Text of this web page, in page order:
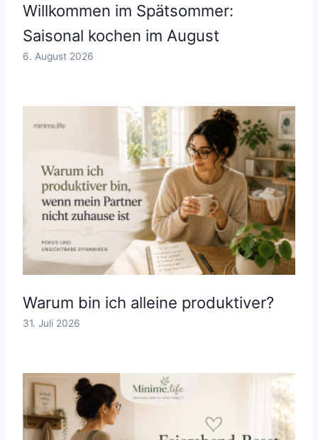
Willkommen im Spätsommer:
Saisonal kochen im August
6. August 2026
Warum bin ich alleine produktiver?
31. Juli 2026